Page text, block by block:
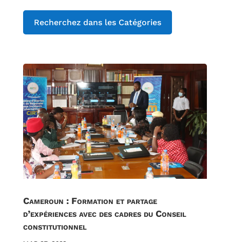
Recherchez dans les Catégories
Cameroun : Formation et partage
d’expériences avec des cadres du Conseil
constitutionnel